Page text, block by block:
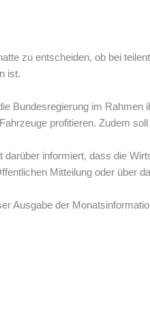
zu entscheiden, ob bei
ist.
Bundesregierung im
profitieren. Zudem
informiert, dass die
Mitteilung oder über
Ausgabe der